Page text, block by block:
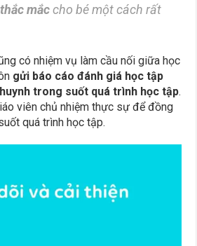
mắccho bé một cách rất
có nhiệm vụ làm cầu nối giữa học
gửi báo cáo đánh giá học tập
trong suốt quá trình học tập.
viên chủ nhiệm thực sự để đồng
quá trình học tập.